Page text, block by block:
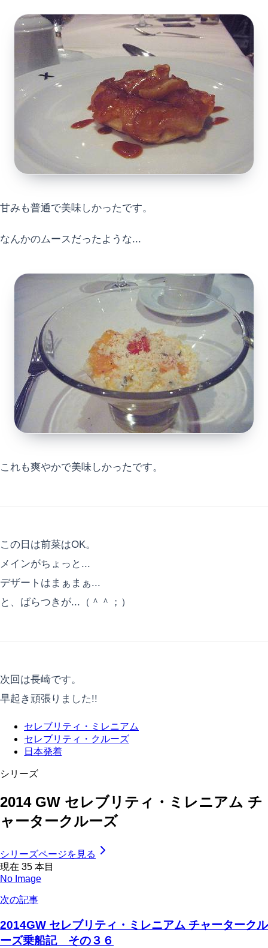
甘みも普通で美味しかったです。
なんかのムースだったような...
これも爽やかで美味しかったです。
この日は前菜はOK。
メインがちょっと...
デザートはまぁまぁ...
と、ばらつきが...（＾＾；）
次回は長崎です。
早起き頑張りました!!
セレブリティ・ミレニアム
セレブリティ・クルーズ
日本発着
シリーズ
2014 GW セレブリティ・ミレニアム チ
ャータークルーズ
シリーズページを見る
現在 35 本目
No Image
次の記事
2014GW セレブリティ・ミレニアム チャータークル
ーズ乗船記 その３６